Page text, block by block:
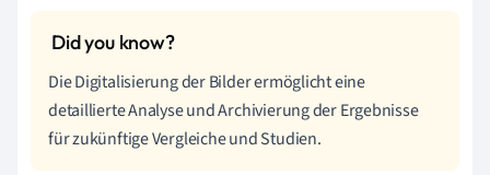
Die Digitalisierung der Bilder ermöglicht eine
detaillierte Analyse und Archivierung der Ergebnisse
für zukünftige Vergleiche und Studien.